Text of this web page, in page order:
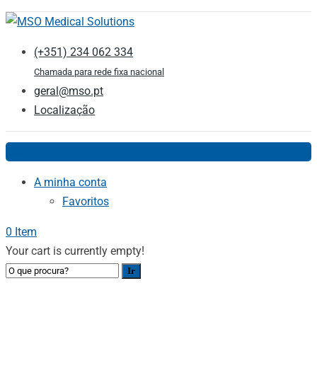
(+351) 234 062 334
Chamada para rede fixa nacional
geral@mso.pt
Localização
A minha conta
Favoritos
0 Item
Your cart is currently empty!